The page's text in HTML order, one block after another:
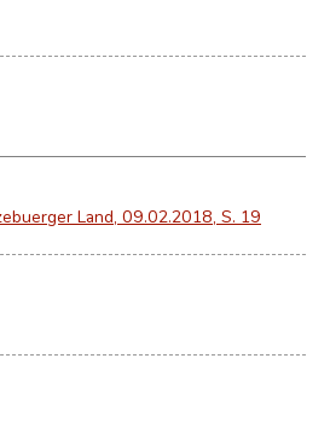
Land, 09.02.2018, S. 19